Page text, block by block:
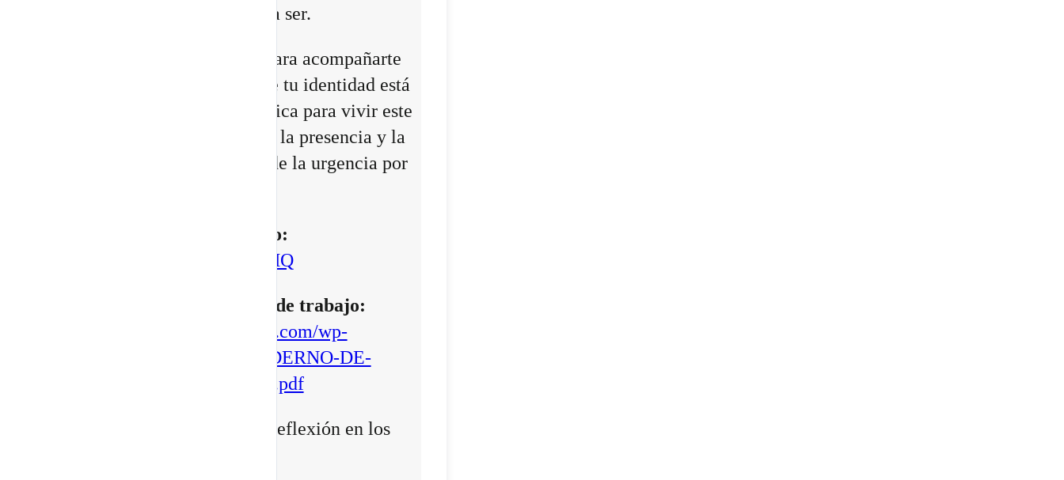
hombre— que estás llamada/o a ser.
He preparado un nuevo vídeo para acompañarte
a reconocer las 8 señales de que tu identidad está
cambiando, junto con una práctica para vivir este
Portal 8/8 desde la consciencia, la presencia y la
transformación interior, no desde la urgencia por
Mira aquí el vídeo completo:
https://youtu.be/BoVcVcLCNMQ
Descarga aqui tu cuaderno de trabajo:
https://escuelatransformacional.com/wp-
content/uploads/2026/08/CUADERNO-DE-
ESCRITURA-POTAL-88-2026.pdf
Después de verlo, comparte tu reflexión en los